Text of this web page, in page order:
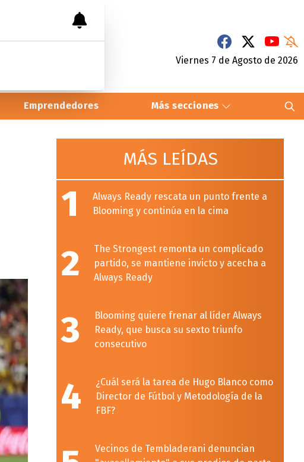
Viernes 7 de Agosto de 2026
Emprendedores Más secciones
MÁS LEÍDAS
1
Always Ready rescata un punto frente a
Blooming y continúa en la cima
2
The Strongest remonta un complicado
partido, se mantiene invicto y acecha a
Always Ready
3
Blooming quiere frenar al líder Always
Ready, que busca su sexto triunfo
consecutivo
4
¿Cuál será la tarea de Hugo Blanco como
Director de Fútbol y Metodología de la
FBF?
Vecinos de Tembladerani denuncian